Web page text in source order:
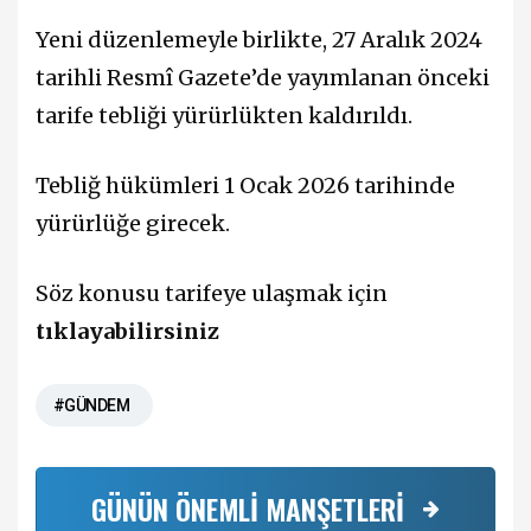
Yeni düzenlemeyle birlikte, 27 Aralık 2024
tarihli Resmî Gazete’de yayımlanan önceki
tarife tebliği yürürlükten kaldırıldı.
Tebliğ hükümleri 1 Ocak 2026 tarihinde
yürürlüğe girecek.
Söz konusu tarifeye ulaşmak için
tıklayabilirsiniz
#GÜNDEM
GÜNÜN ÖNEMLİ MANŞETLERİ